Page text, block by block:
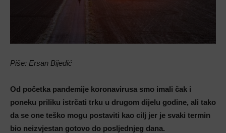
Piše: Ersan Bijedić
Od početka pandemije koronavirusa smo imali čak i
poneku priliku istrčati trku u drugom dijelu godine, ali tako
da se one teško mogu postaviti kao cilj jer je svaki termin
bio neizvjestan gotovo do posljednjeg dana.